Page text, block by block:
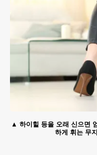
하이힐 등을 오래 신으면
하게 휘는 무